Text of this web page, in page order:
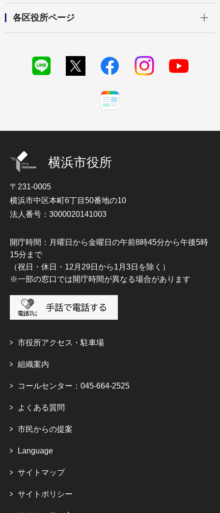
各区役所ページ
横浜市役所
〒231-0005
横浜市中区本町6丁目50番地の10
法人番号：3000020141003
開庁時間：月曜日から金曜日の午前8時45分から午後5時
15分まで
（祝日・休日・12月29日から1月3日を除く）
※一部の窓口では開庁時間が異なる場合があります
市役所アクセス・駐車場
組織案内
コールセンター：045-664-2525
よくある質問
市民からの提案
Language
サイトマップ
サイトポリシー